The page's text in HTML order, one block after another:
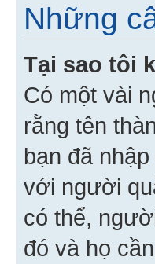
Những
Tại sao tôi
Có một vài
rằng tên
bạn đã
với người
có thể,
đó và họ